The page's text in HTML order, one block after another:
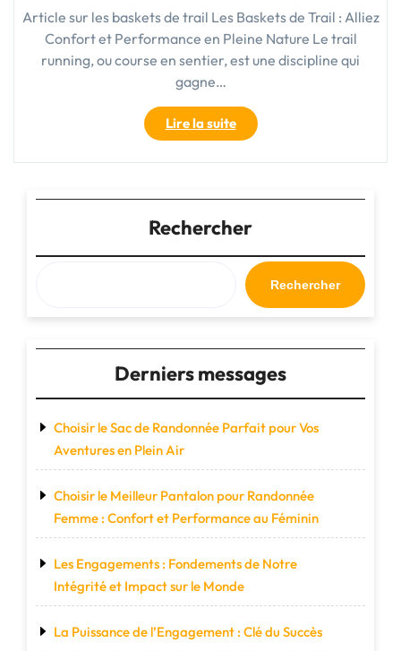
Article sur les baskets de trail Les Baskets de Trail : Alliez
Confort et Performance en Pleine Nature Le trail
running, ou course en sentier, est une discipline qui
gagne…
Lire la suite"Choisir
les
Meilleures
de
Trail
pour
Votre
Aventure
en
Rechercher
Rechercher
Derniers messages
Choisir le Sac de Randonnée Parfait pour Vos
Aventures en Plein Air
Choisir le Meilleur Pantalon pour Randonnée
Femme : Confort et Performance au Féminin
Les Engagements : Fondements de Notre
Intégrité et Impact sur le Monde
La Puissance de l’Engagement : Clé du Succès